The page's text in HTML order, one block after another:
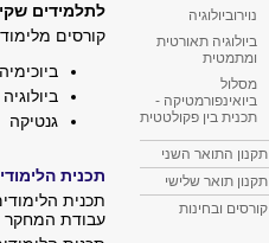
נוירוביולוגיה
ביולוגיה תאורטית
ומתמטית
מסלול
ביואינפורמטיקה -
תכנית בין פקולטטית
תקנון התואר השני
תקנון תואר שלישי
קורסים ובחינות
לתלמידים
קורסים
גנטיקה
תכנית
עבודת המחקר